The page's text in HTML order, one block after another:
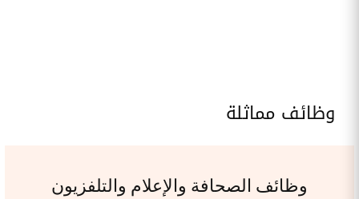
وظائف مماثلة
وظائف الصحافة والإعلام والتلفزيون